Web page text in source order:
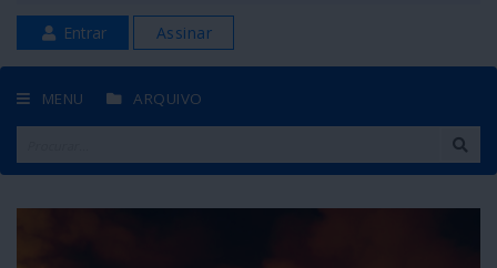
Entrar Assinar
MENU ARQUIVO